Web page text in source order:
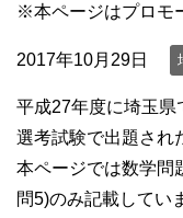
※本ページはプロモ
2017年10月29日
平成27年度に埼玉県
選考試験で出題され
本ページでは数学問
問5)のみ記載してい